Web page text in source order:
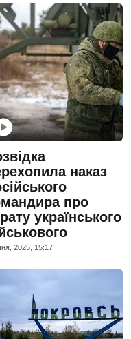
наказ
про
українського
2025, 15:17